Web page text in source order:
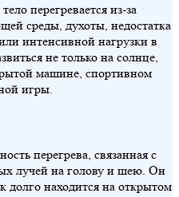
перегревается из-за
среды, духоты, недостатка
интенсивной нагрузки в
не только на солнце,
машине, спортивном
игры.
перегрева, связанная с
лучей на голову и шею. Он
долго находится на открытом